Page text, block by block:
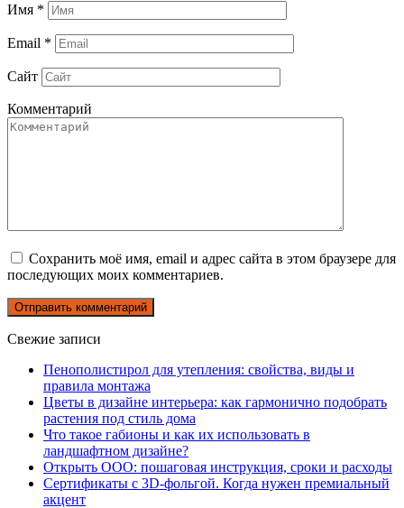
Имя *
Email *
Сайт
Комментарий
Сохранить моё имя, email и адрес сайта в этом браузере для
последующих моих комментариев.
Свежие записи
Пенополистирол для утепления: свойства, виды и
правила монтажа
Цветы в дизайне интерьера: как гармонично подобрать
растения под стиль дома
Что такое габионы и как их использовать в
ландшафтном дизайне?
Открыть ООО: пошаговая инструкция, сроки и расходы
Сертификаты с 3D-фольгой. Когда нужен премиальный
акцент